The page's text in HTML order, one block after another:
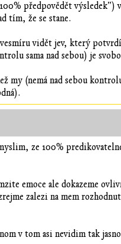
předpovědět výsledek")
tím, že se stane.
vidět jev, který
sama nad sebou) je
my (nemá nad sebou
ze 100%
emoce ale dokazeme
zalezi na mem
v tom asi nevidim tak